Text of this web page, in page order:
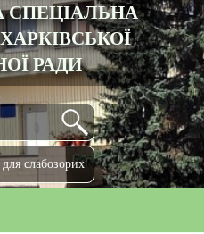
СПЕЦІАЛЬНА
РАДИ
слабозорих